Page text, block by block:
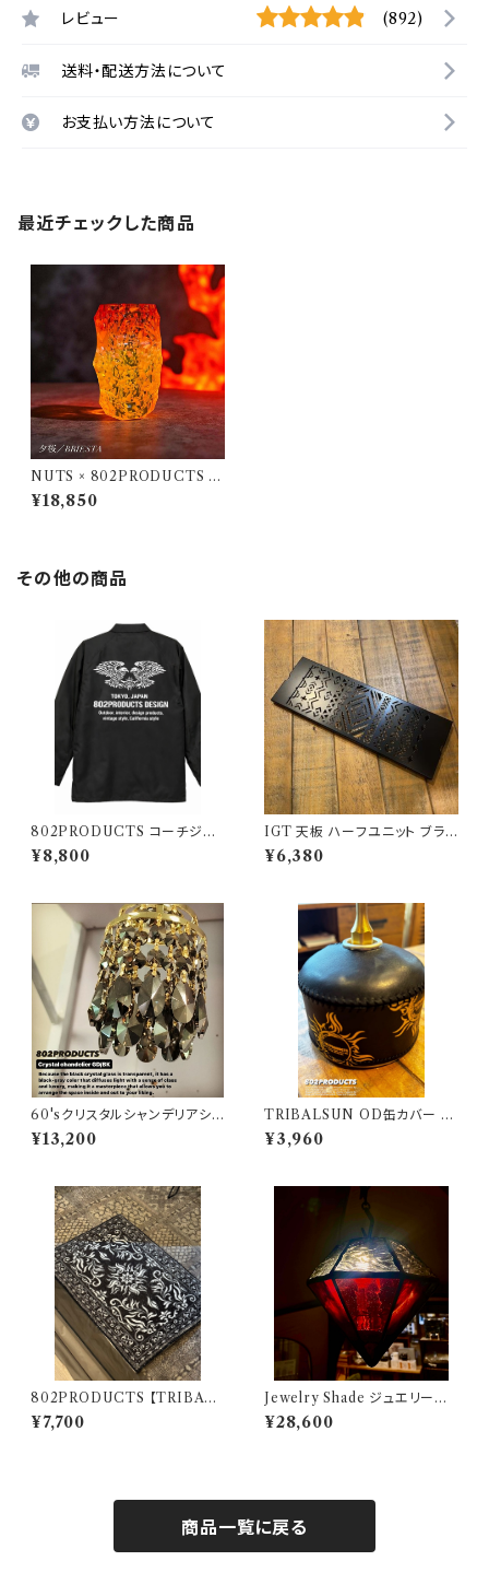
レビュー (892)
送料・配送方法について
お支払い方法について
最近チェックした商品
NUTS × 802PRODUCTS B
RIESTA 夕桜／YUSAKURA
ゴールゼロ
¥18,850
その他の商品
802PRODUCTS コーチジャ
ケット ブラック
¥8,800
IGT 天板 ハーフユニット ブラッ
クアイアン【 ネイティブ横 】アイ
アングリルテーブル Snow Pea
¥6,380
60'sクリスタルシャンデリアシェ
ード ブラックゴールド【 802PR
ODUCTS 】ゴールゼロ ミヤビ
¥13,200
TRIBALSUN OD缶カバー ブ
ラック 802PRODUCTS カバ
ー OD缶
¥3,960
802PRODUCTS 【TRIBAL
NAIN 】 BK ブラック アクセン
トラグ 47×74cm 玄関マット
¥7,700
Jewelry Shade ジュエリーシ
ェード Ruby（ BirthdayStone
/ July ）802PRODUCTS シェ
¥28,600
商品一覧に戻る